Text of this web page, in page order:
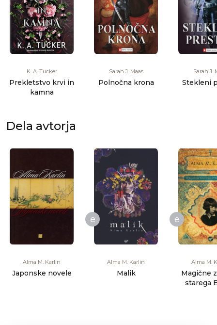
K. A. Tucker
Prekletstvo krvi in
kamna
Sarah J. Maas
Polnočna krona
Sarah J.
Stekleni
Dela avtorja
Alma M. Karlin
Japonske novele
e
Alma M. Karlin
Malik
e
Alma M.
Magične
starega